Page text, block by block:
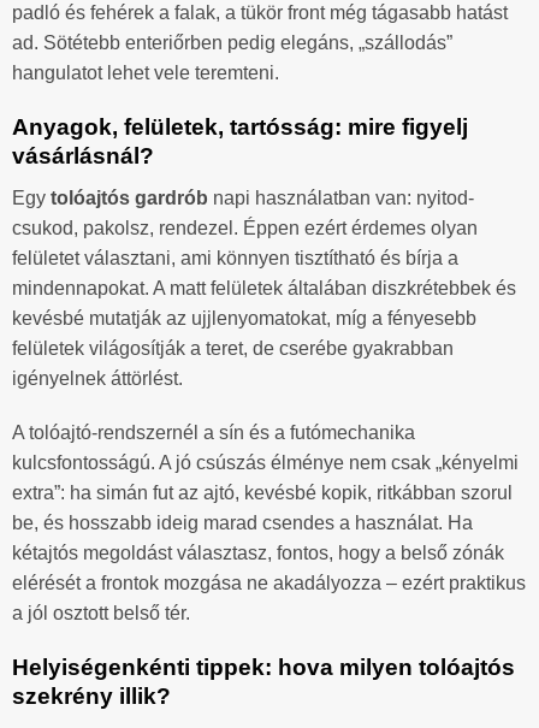
padló és fehérek a falak, a tükör front még tágasabb hatást
ad. Sötétebb enteriőrben pedig elegáns, „szállodás”
hangulatot lehet vele teremteni.
Anyagok, felületek, tartósság: mire figyelj
vásárlásnál?
Egy tolóajtós gardrób napi használatban van: nyitod-
csukod, pakolsz, rendezel. Éppen ezért érdemes olyan
felületet választani, ami könnyen tisztítható és bírja a
mindennapokat. A matt felületek általában diszkrétebbek és
kevésbé mutatják az ujjlenyomatokat, míg a fényesebb
felületek világosítják a teret, de cserébe gyakrabban
igényelnek áttörlést.
A tolóajtó-rendszernél a sín és a futómechanika
kulcsfontosságú. A jó csúszás élménye nem csak „kényelmi
extra”: ha simán fut az ajtó, kevésbé kopik, ritkábban szorul
be, és hosszabb ideig marad csendes a használat. Ha
kétajtós megoldást választasz, fontos, hogy a belső zónák
elérését a frontok mozgása ne akadályozza – ezért praktikus
a jól osztott belső tér.
Helyiségenkénti tippek: hova milyen tolóajtós
szekrény illik?